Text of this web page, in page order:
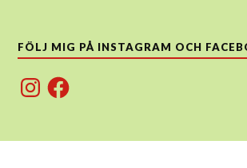
FÖLJ MIG PÅ INSTAGRAM OCH
InstagramFacebook